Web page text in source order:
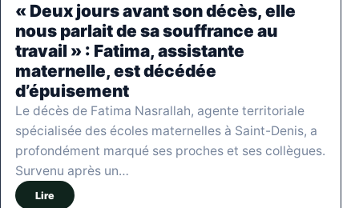
« Deux jours avant son décès, elle
nous parlait de sa souffrance au
travail » : Fatima, assistante
maternelle, est décédée
d’épuisement
Le décès de Fatima Nasrallah, agente territoriale
spécialisée des écoles maternelles à Saint-Denis, a
profondément marqué ses proches et ses collègues.
Survenu après un…
Lire